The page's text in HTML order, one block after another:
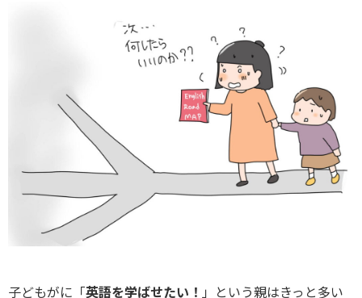
子どもがに「英語を学ばせたい！ 」という親はきっと多い